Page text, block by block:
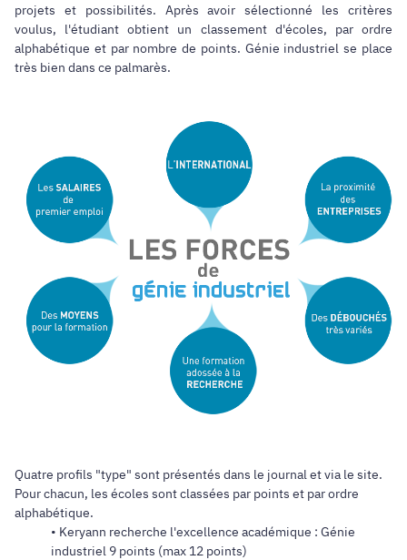
projets et possibilités. Après avoir sélectionné les critères
voulus, l'étudiant obtient un classement d'écoles, par ordre
alphabétique et par nombre de points. Génie industriel se place
très bien dans ce palmarès.
Quatre profils "type" sont présentés dans le journal et via le site.
Pour chacun, les écoles sont classées par points et par ordre
alphabétique.
• Keryann recherche l'excellence académique : Génie
industriel 9 points (max 12 points)